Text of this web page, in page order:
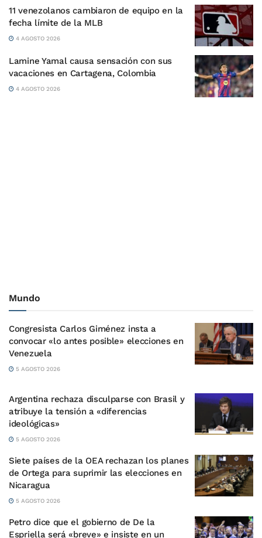
11 venezolanos cambiaron de equipo en la
fecha límite de la MLB
4 AGOSTO 2026
Lamine Yamal causa sensación con sus
vacaciones en Cartagena, Colombia
4 AGOSTO 2026
Mundo
Congresista Carlos Giménez insta a
convocar «lo antes posible» elecciones en
Venezuela
5 AGOSTO 2026
Argentina rechaza disculparse con Brasil y
atribuye la tensión a «diferencias
ideológicas»
5 AGOSTO 2026
Siete países de la OEA rechazan los planes
de Ortega para suprimir las elecciones en
Nicaragua
5 AGOSTO 2026
Petro dice que el gobierno de De la
Espriella será «breve» e insiste en un